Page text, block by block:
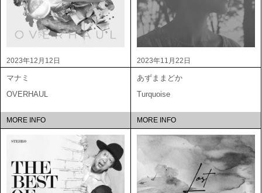
2023年12月12日
マナミ
OVERHAUL
MORE INFO
2023年11月22日
あずままどか
Turquoise
MORE INFO